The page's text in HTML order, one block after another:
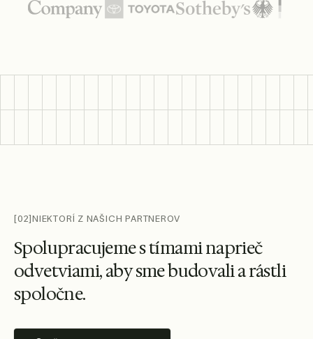
[02]NIEKTORÍ Z NAŠICH PARTNEROV
Spolupracujemestímaminaprieč
odvetviami,abysmebudovaliarástli
spoločne.